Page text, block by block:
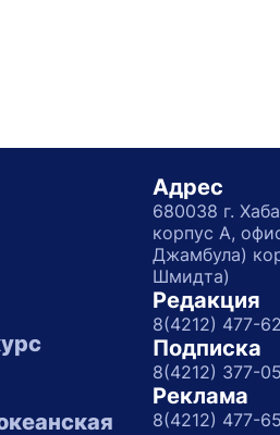
Адрес
680038 г.
корпус А,
Джамбула)
Шмидта)
Редакция
8(4212) 477-
Подписка
8(4212) 377-
Реклама
8(4212) 477-